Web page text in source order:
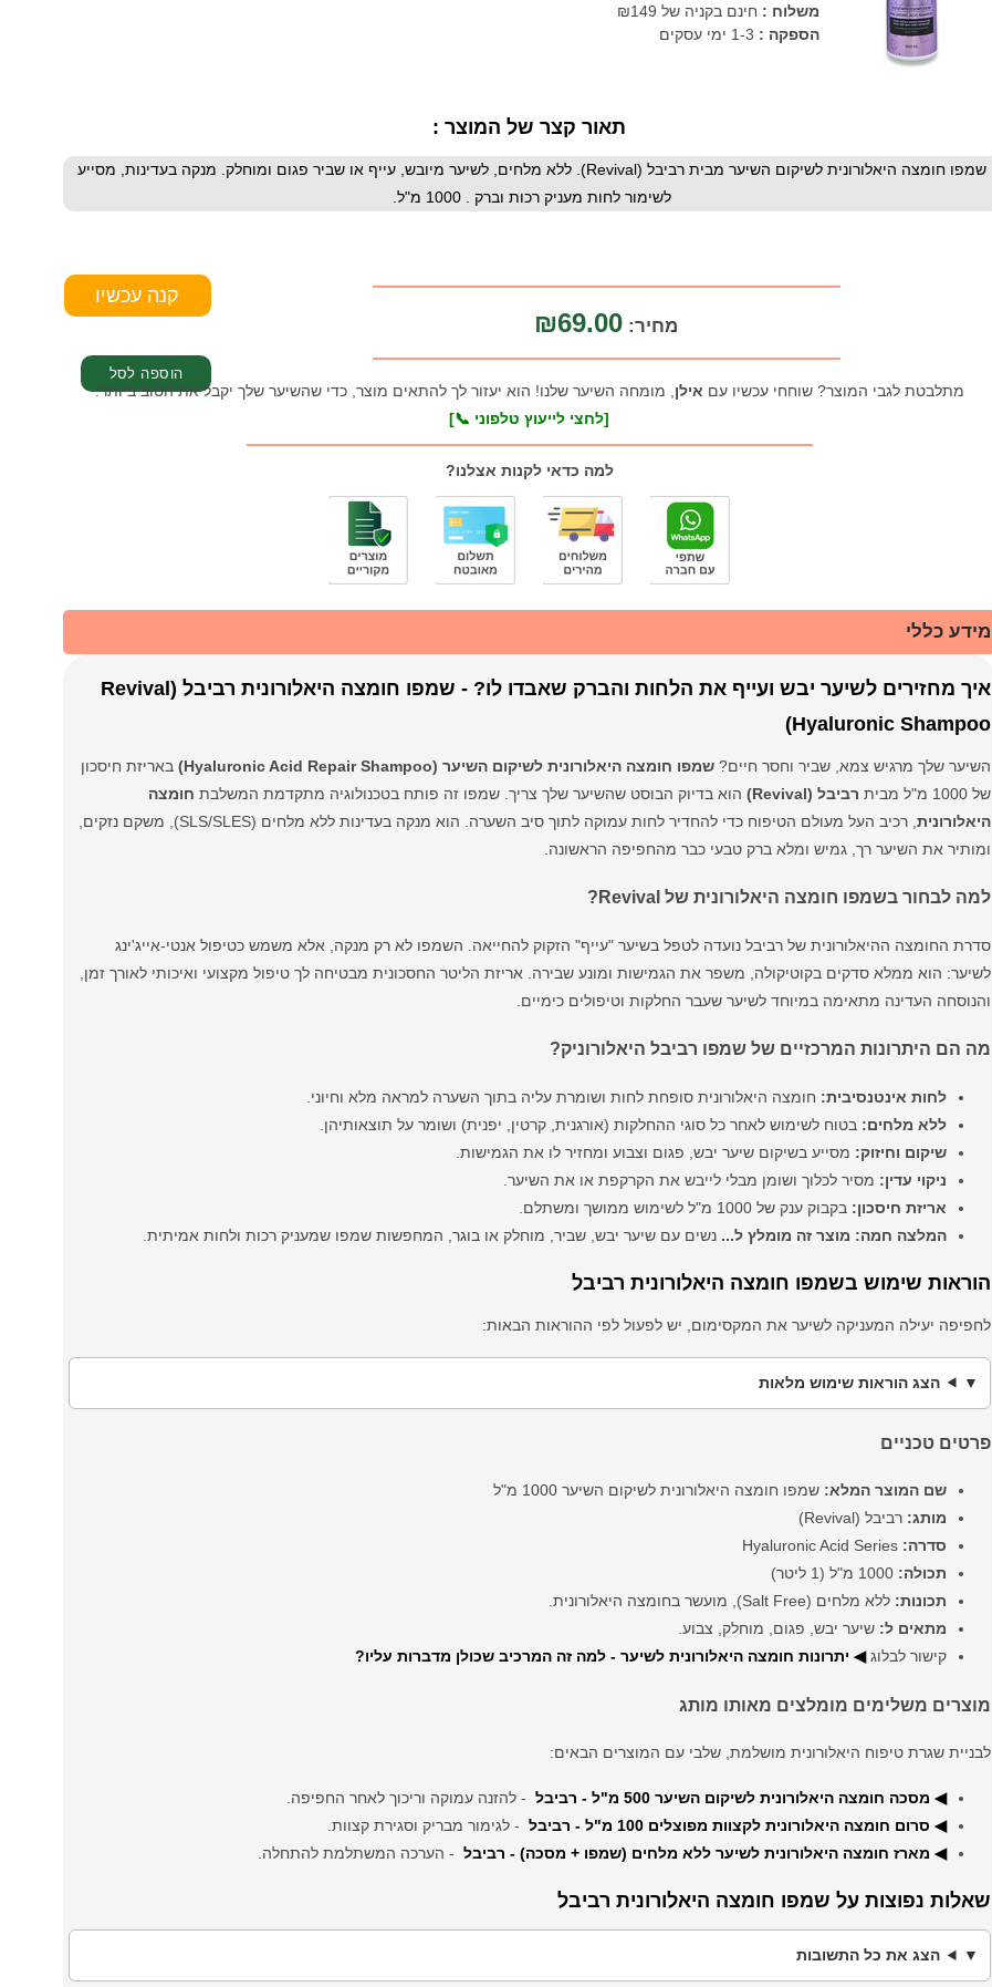
משלוח : חינם בקניה של ₪149
הספקה : 1-3 ימי עסקים
תאור קצר של המוצר :
שמפו חומצה היאלורונית לשיקום השיער מבית רביבל (Revival). ללא מלחים, לשיער מיובש, עייף או שביר פגום ומוחלק. מנקה בעדינות, מסייע
לשימור לחות מעניק רכות וברק . 1000 מ"ל.
מחיר: ₪69.00
מתלבטת לגבי המוצר? שוחחי עכשיו עם אילן , מומחה השיער שלנו! הוא יעזור לך להתאים מוצר, כדי שהשיער שלך יקבל את הטוב ביותר.
[לחצי לייעוץ טלפוני 📞]
למה כדאי לקנות אצלנו?
מידע כללי
איך מחזירים לשיער יבש ועייף את הלחות והברק שאבדו לו? - שמפו חומצה היאלורונית רביבל (Revival
Hyaluronic Shampoo)
השיער שלך מרגיש צמא, שביר וחסר חיים?שמפו חומצה היאלורונית לשיקום השיער (Hyaluronic Acid Repair Shampoo)
באריזת חיסכון
של 1000 מ"ל מבית
רביבל (Revival) הוא בדיוק הבוסט שהשיער שלך צריך. שמפו זה פותח בטכנולוגיה מתקדמת המשלבת חומצה
היאלורונית
, רכיב העל מעולם הטיפוח כדי להחדיר לחות עמוקה לתוך סיב השערה. הוא מנקה בעדינות ללא מלחים (SLS/SLES), משקם נזקים,
ומותיר את השיער רך, גמיש ומלא ברק טבעי כבר מהחפיפה הראשונה.
למה לבחור בשמפו חומצה היאלורונית של Revival?
סדרת החומצה ההיאלורונית של רביבל נועדה לטפל בשיער "עייף" הזקוק להחייאה. השמפו לא רק מנקה, אלא משמש כטיפול אנטי-אייג'ינג
לשיער: הוא ממלא סדקים בקוטיקולה, משפר את הגמישות ומונע שבירה. אריזת הליטר החסכונית מבטיחה לך טיפול מקצועי ואיכותי לאורך זמן,
והנוסחה העדינה מתאימה במיוחד לשיער שעבר החלקות וטיפולים כימיים.
מה הם היתרונות המרכזיים של שמפו רביבל היאלורוניק?
לחות אינטנסיבית: חומצה היאלורונית סופחת לחות ושומרת עליה בתוך השערה למראה מלא וחיוני.
ללא מלחים: בטוח לשימוש לאחר כל סוגי ההחלקות (אורגנית, קרטין, יפנית) ושומר על תוצאותיהן.
שיקום וחיזוק: מסייע בשיקום שיער יבש, פגום וצבוע ומחזיר לו את הגמישות.
ניקוי עדין: מסיר לכלוך ושומן מבלי לייבש את הקרקפת או את השיער.
אריזת חיסכון: בקבוק ענק של 1000 מ"ל לשימוש ממושך ומשתלם.
המלצה חמה: מוצר זה מומלץ ל... נשים עם שיער יבש, שביר, מוחלק או בוגר, המחפשות שמפו שמעניק רכות ולחות אמיתית.
הוראות שימוש בשמפו חומצה היאלורונית רביבל
לחפיפה יעילה המעניקה לשיער את המקסימום, יש לפעול לפי ההוראות הבאות:
הצג הוראות שימוש מלאות
פרטים טכניים
שם המוצר המלא: שמפו חומצה היאלורונית לשיקום השיער 1000 מ"ל
מותג: רביבל (Revival)
סדרה: Hyaluronic Acid Series
תכולה: 1000 מ"ל (1 ליטר)
תכונות: ללא מלחים (Salt Free), מועשר בחומצה היאלורונית.
מתאים ל: שיער יבש, פגום, מוחלק, צבוע.
קישור לבלוג◀ יתרונות חומצה היאלורונית לשיער - למה זה המרכיב שכולן מדברות עליו?
מוצרים משלימים מומלצים מאותו מותג
לבניית שגרת טיפוח היאלורונית מושלמת, שלבי עם המוצרים הבאים:
◀ מסכה חומצה היאלורונית לשיקום השיער 500 מ"ל - רביבל
- להזנה עמוקה וריכוך לאחר החפיפה.
◀ סרום חומצה היאלורונית לקצוות מפוצלים 100 מ"ל - רביבל
- לגימור מבריק וסגירת קצוות.
◀ מארז חומצה היאלורונית לשיער ללא מלחים (שמפו + מסכה) - רביבל - הערכה המשתלמת להתחלה.
שאלות נפוצות על שמפו חומצה היאלורונית רביבל
הצג את כל התשובות